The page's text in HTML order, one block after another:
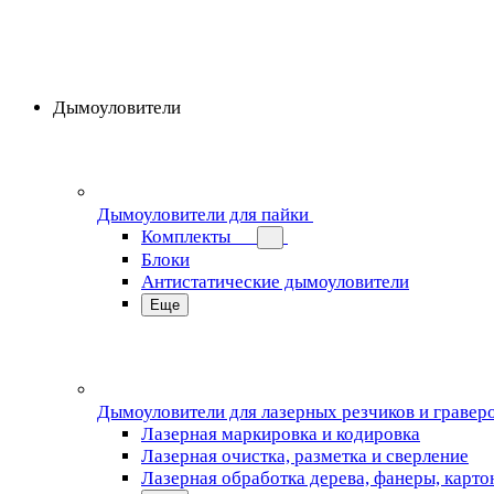
Дымоуловители
Дымоуловители для пайки
Комплекты
Блоки
Антистатические дымоуловители
Еще
Дымоуловители для лазерных резчиков и
Лазерная маркировка и кодировка
Лазерная очистка, разметка и сверление
Лазерная обработка дерева, фанеры,